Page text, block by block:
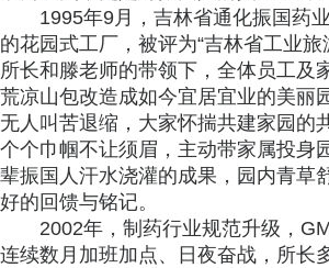
1995年9月，吉林省通化振国药
的花园式工厂，被评为“吉林省工业
所长和滕老师的带领下，全体员工及
荒凉山包改造成如今宜居宜业的美丽
无人叫苦退缩，大家怀揣共建家园的
个个巾帼不让须眉，主动带家属投身
辈振国人汗水浇灌的成果，园内青草
好的回馈与铭记。
2002年，制药行业规范升级，
连续数月加班加点、日夜奋战，所长